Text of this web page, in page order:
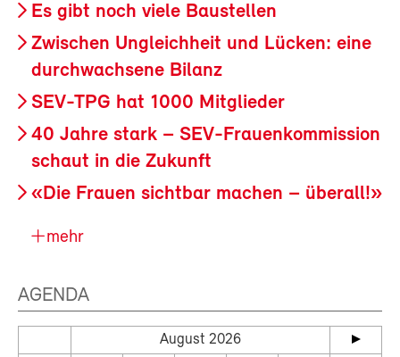
Es gibt noch viele Baustellen
Zwischen Ungleichheit und Lücken: eine
durchwachsene Bilanz
SEV-TPG hat 1000 Mitglieder
40 Jahre stark – SEV-Frauenkommission
schaut in die Zukunft
«Die Frauen sichtbar machen – überall!»
mehr
AGENDA
August 2026